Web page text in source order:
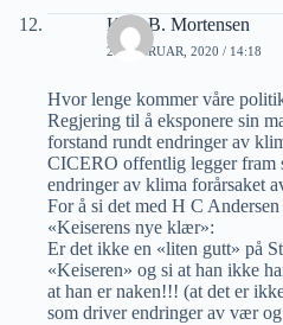
Kjell B. Mortensen
24 FEBRUAR, 2020 / 14:18
Hvor lenge kommer våre
Regjering til å eksponere sin
forstand rundt endringer av
CICERO offentlig legger fram
endringer av klima forårsaket
For å si det med H C
«Keiserens nye klær»:
Er det ikke en «liten gutt» på
«Keiseren» og si at han ikke
at han er naken!!! (at det er
som driver endringer av vær